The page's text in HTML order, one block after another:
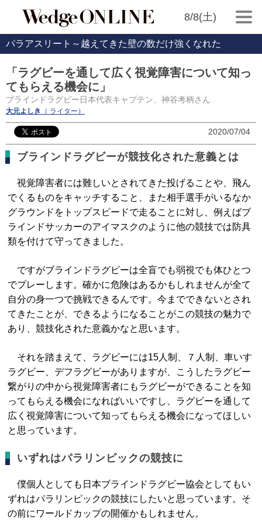
8/8(土)
パラアスリート～越えてきた壁の数だけ強くなれた
「ラグビーを通して広く視覚障害について知っ
てもらえる機会に」
ブラインドラグビー日本代表キャプテン、神谷考柄さん
大元よしき （ ライター）
2020/07/04
ブラインドラグビーが競技化された意義とは
視覚障害者には難しいとされてきた投げることや、飛ん
でくるものをキャッチすること、また相手選手がいるなか
グラウンドをトップスピードで走ることに対し、例えばブ
ラインドサッカーのアイマスクのように他の競技では防具
類を付けて守ってきました。
ですがブラインドラグビーは全盲でも弱視でも体ひとつ
でプレーします。確かに危険はあるかもしれませんが全て
自分の身一つで挑戦できるんです。今までできないとされ
てきたことが、できるようになることがこの競技の魅力で
あり、競技化された意義かなと思います。
それを踏まえて、ラグビーには15人制、７人制、車いす
ラグビー、デフラグビーがありますが、こうしたラグビー
繋がりの中から視覚障害者にもラグビーができることを知
ってもらえる機会になればいいですし、ラグビーを通して
広く視覚障害について知ってもらえる機会になってほしい
と思っています。
いずれはパラリンピックの競技に
僕個人としても日本ブラインドラグビー協会としてもい
ずれはパラリンピックの競技にしたいと思っています。そ
の前にワールドカップの開催かもしれません。